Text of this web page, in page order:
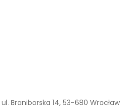
Braniborska 14, 53-680 Wrocław